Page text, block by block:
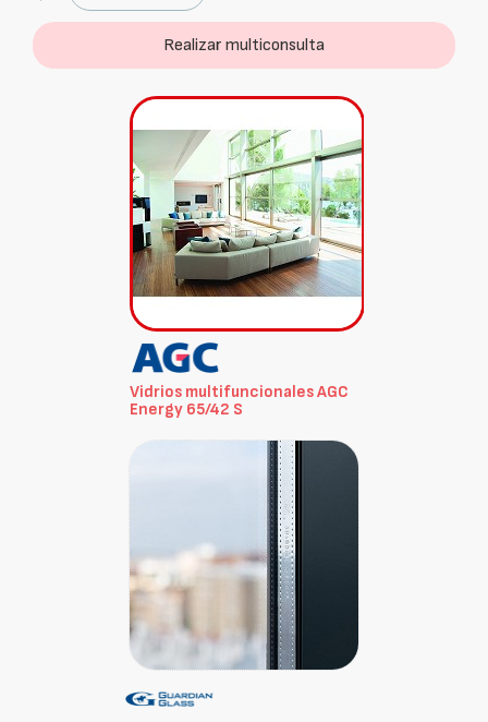
Realizar multiconsulta
Vidrios multifuncionales AGC
Energy 65/42 S